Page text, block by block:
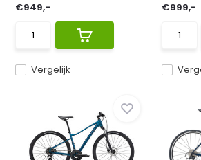
Vergelijk
€949,-
€999,-